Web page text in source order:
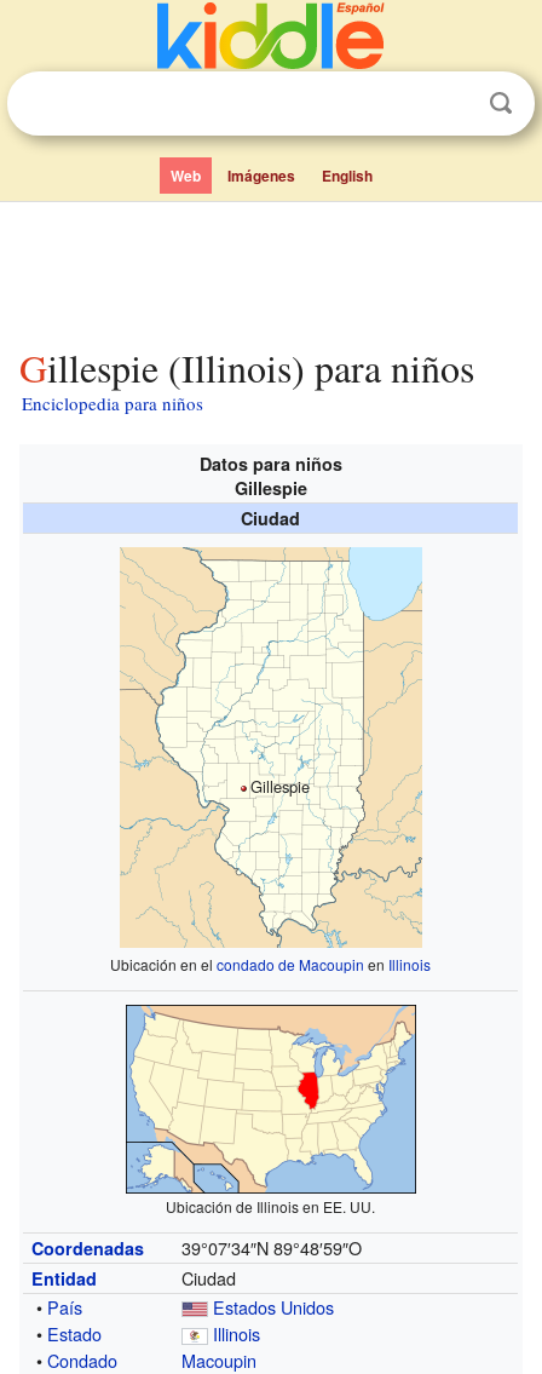
Web Imágenes English
Gillespie (Illinois) para niños
Enciclopedia para niños
Datos para niños
Gillespie
Ciudad
Gillespie
Ubicación en elcondado de Macoupin en Illinois
Ubicación de Illinois en EE. UU.
Coordenadas 39°07′34″N 89°48′59″O
Entidad
Ciudad
• País
Estados Unidos
• Estado
Illinois
•Condado Macoupin